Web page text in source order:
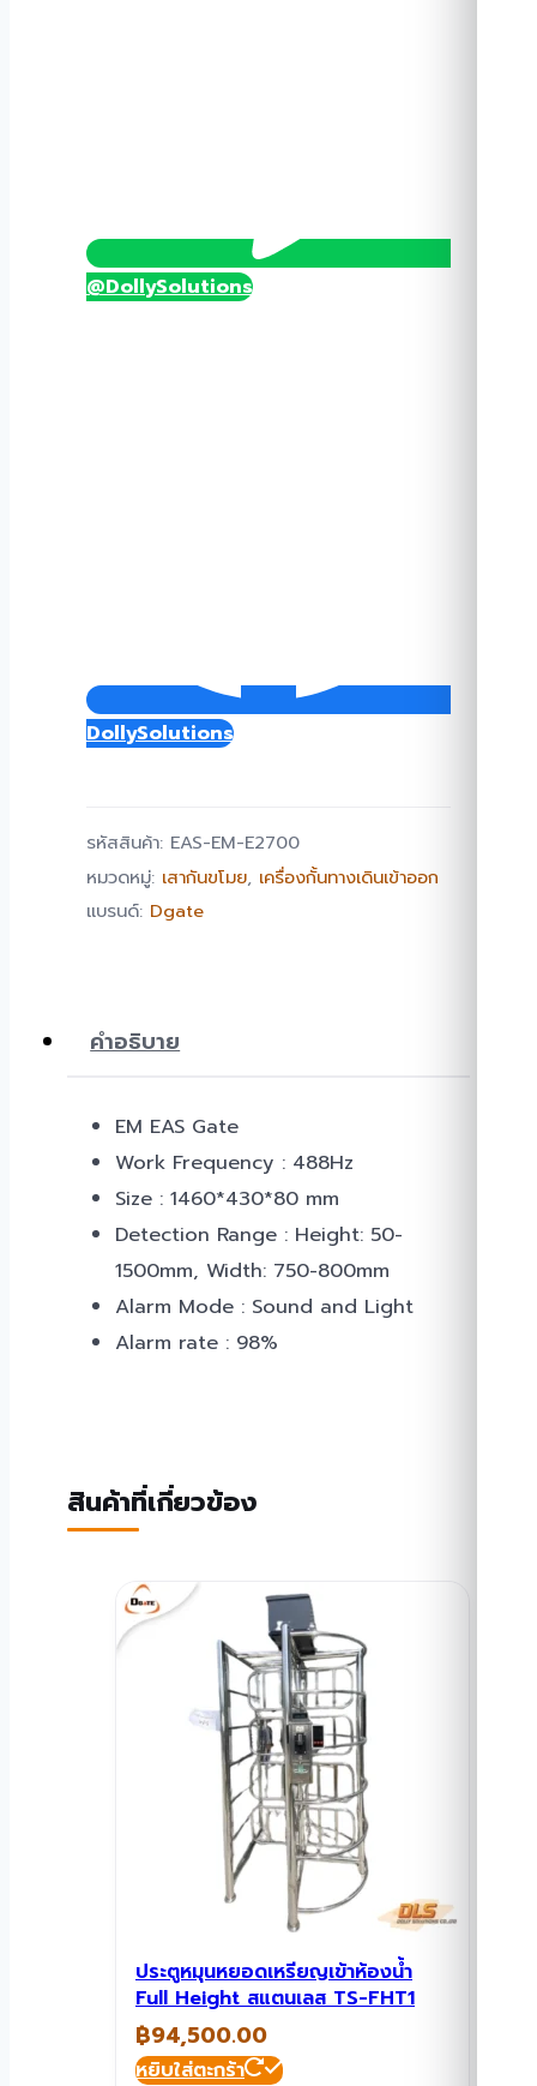
@DollySolutions
DollySolutions
รหัสสินค้า: EAS-EM-E2700
หมวดหมู่: เสากันขโมย, เครื่องกั้นทางเดินเข้าออก
แบรนด์: Dgate
คำอธิบาย
EM EAS Gate
Work Frequency : 488Hz
Size : 1460*430*80 mm
Detection Range : Height: 50-
1500mm, Width: 750-800mm
Alarm Mode : Sound and Light
Alarm rate : 98%
สินค้าที่เกี่ยวข้อง
ประตูหมุนหยอดเหรียญเข้าห้องน้ำ
Full Height สแตนเลส TS-FHT1
฿94,500.00
หยิบใส่ตะกร้า